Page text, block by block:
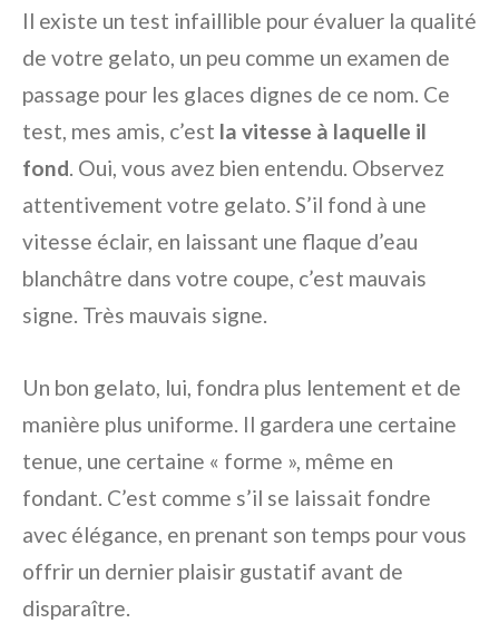
Il existe un test infaillible pour évaluer la qualité
de votre gelato, un peu comme un examen de
passage pour les glaces dignes de ce nom. Ce
test, mes amis, c’est la vitesse à laquelle il
fond. Oui, vous avez bien entendu. Observez
attentivement votre gelato. S’il fond à une
vitesse éclair, en laissant une flaque d’eau
blanchâtre dans votre coupe, c’est mauvais
signe. Très mauvais signe.
Un bon gelato, lui, fondra plus lentement et de
manière plus uniforme. Il gardera une certaine
tenue, une certaine « forme », même en
fondant. C’est comme s’il se laissait fondre
avec élégance, en prenant son temps pour vous
offrir un dernier plaisir gustatif avant de
disparaître.